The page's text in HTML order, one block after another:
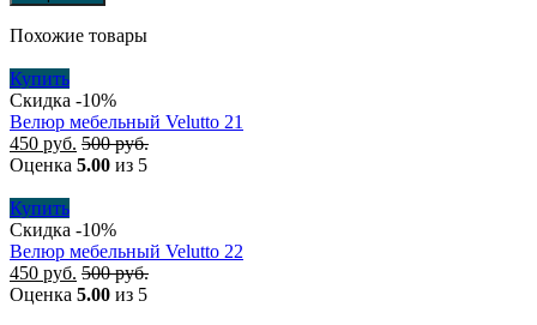
Похожие товары
Купить
Скидка -10%
Велюр мебельный Velutto 21
450 руб. 500руб.
Оценка 5.00 из 5
Купить
Скидка -10%
Велюр мебельный Velutto 22
450 руб. 500руб.
Оценка 5.00 из 5